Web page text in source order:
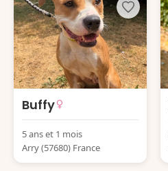
Buffy
5 ans et 1 mois
Arry (57680) France